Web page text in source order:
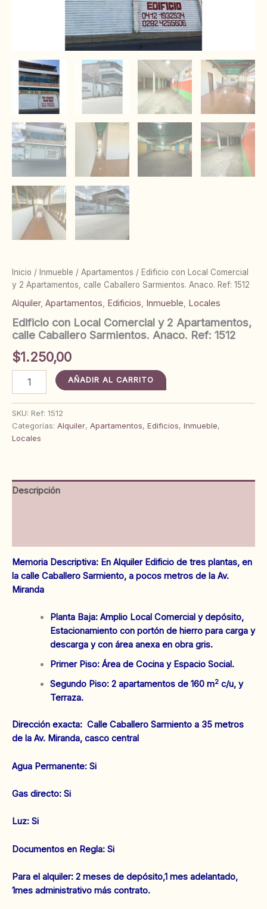
Inicio / Inmueble / Apartamentos / Edificio con Local Comercial
y 2 Apartamentos, calle Caballero Sarmientos. Anaco. Ref: 1512
Alquiler, Apartamentos, Edificios, Inmueble, Locales
Edificio con Local Comercial y 2 Apartamentos,
calle Caballero Sarmientos. Anaco. Ref: 1512
$1.250,00
Comercial
y
2
Sarmientos.
Anaco.
AÑADIR AL CARRITO
SKU: Ref: 1512
Categorías: Alquiler, Apartamentos, Edificios, Inmueble,
Locales
Descripción
Memoria Descriptiva: En Alquiler Edificio de tres plantas, en
la calle Caballero Sarmiento, a pocos metros de la Av.
Miranda
Planta Baja: Amplio Local Comercial y depósito,
Estacionamiento con portón de hierro para carga y
descarga y con área anexa en obra gris.
Primer Piso: Área de Cocina y Espacio Social.
Segundo Piso: 2 apartamentos de 160 m2c/u, y
Terraza.
Dirección exacta: Calle Caballero Sarmiento a 35 metros
de la Av. Miranda, casco central
Agua Permanente: Si
‌Gas directo: Si
‌Luz: Si
‌‌Documentos en Regla: Si
Para el alquiler: 2 meses de depósito,1 mes adelantado,
1mes administrativo más contrato.